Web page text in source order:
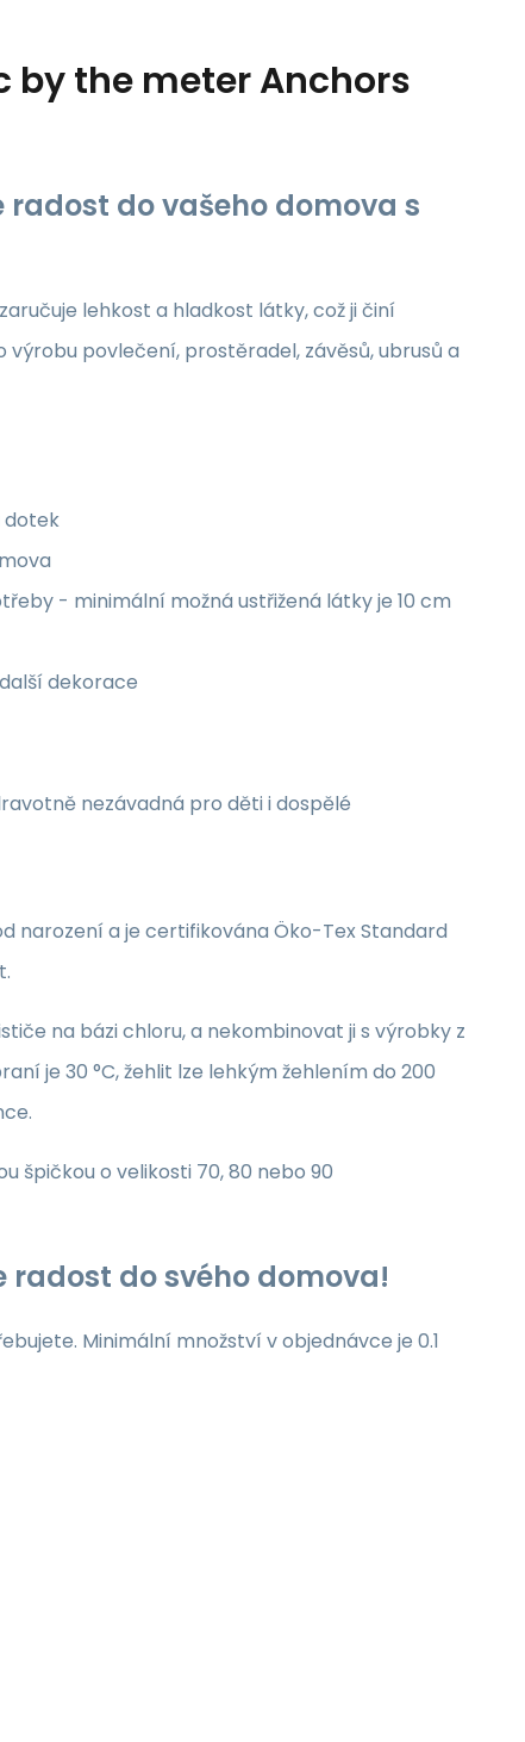
the meter Anchors
do vašeho domova s
lehkost a hladkost látky, což ji činí
povlečení, prostěradel, závěsů, ubrusů a
dotek
- minimální možná ustřižená látky je 10 cm
dekorace
nezávadná pro děti i dospělé
narození a je certifikována Öko-Tex Standard
na bázi chloru, a nekombinovat ji s výrobky z
je 30 °C, žehlit lze lehkým žehlením do 200
špičkou o velikosti 70, 80 nebo 90
do svého domova!
Minimální množství v objednávce je 0.1